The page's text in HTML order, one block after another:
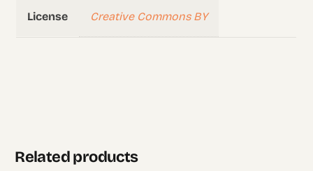
License Creative Commons BY
Related products